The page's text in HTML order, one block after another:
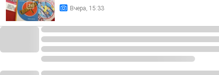
Вчера, 15:33